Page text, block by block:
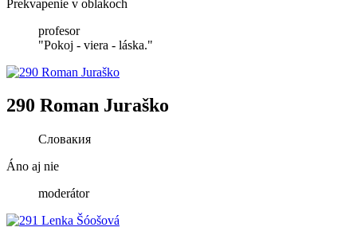
Prekvapenie v oblakoch
profesor
"Pokoj - viera - láska."
290 Roman Juraško
Словакия
Áno aj nie
moderátor